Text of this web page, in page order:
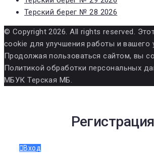
Терский берег № 28 2026
© Copyright 2026. All rights reserved.
cookie для улучшения работы и вашего
Продолжая пользоваться сайтом, вы
Политикой обработки персональных
МБУК Терская МБ.
Регистрация
Вход